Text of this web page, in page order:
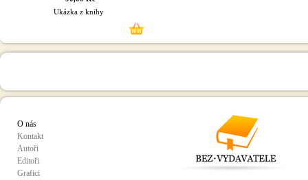
Ukázka z knihy
O nás
Kontakt
Autoři
Editoři
Grafici